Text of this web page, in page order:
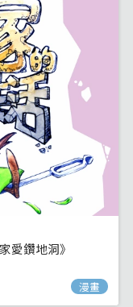
愛鑽地洞》
漫畫